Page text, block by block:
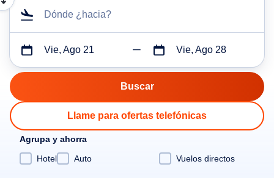
Dónde ¿hacia?
Vie, Ago 21 Vie, Ago 28
Llame para ofertas telefónicas
Agrupa y ahorra
Hotel
Auto Vuelos directos